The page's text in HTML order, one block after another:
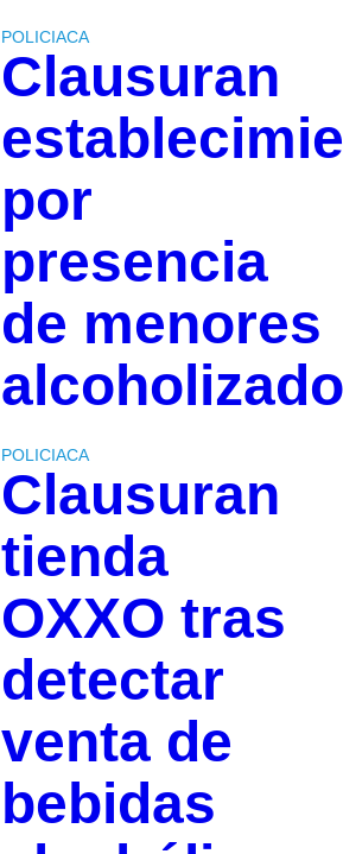
POLICIACA
Clausuran
por
presencia
de menores
POLICIACA
Clausuran
tienda
OXXO tras
detectar
venta de
bebidas